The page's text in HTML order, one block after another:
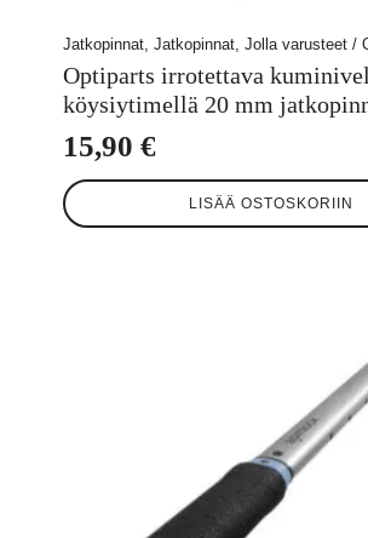
Jatkopinnat, Jatkopinnat, Jolla varusteet /
Optiparts irrotettava kuminivel
köysiytimellä 20 mm
15,90 €
LISÄÄ OSTOSKORIIN